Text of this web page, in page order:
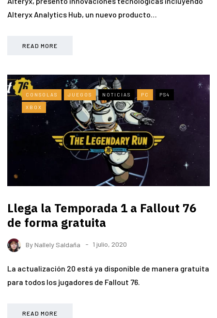
Alteryx Analytics Hub, un nuevo producto…
READ MORE
CONSOLAS JUEGOS NOTICIAS PC PS4
XBOX
Llega la Temporada 1 a Fallout 76
de forma gratuita
ByNallely Saldaña 1 julio, 2020
La actualización 20 está ya disponible de manera gratuita
para todos los jugadores de Fallout 76.
READ MORE